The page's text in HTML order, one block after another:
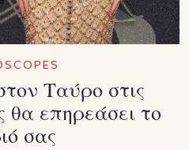
Ταύρο στις
θα επηρεάσει το
σας